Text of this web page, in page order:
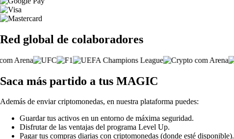
Red global de colaboradores
Saca más partido a tus MAGIC
Además de enviar criptomonedas, en nuestra plataforma puedes:
Guardar tus activos en un entorno de máxima seguridad.
Disfrutar de las ventajas del programa Level Up.
Pagar tus compras diarias con criptomonedas (donde esté disponible).